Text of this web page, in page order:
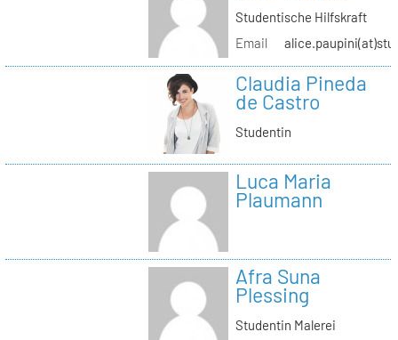
Studentische Hilfskraft
Email
Claudia Pineda
de Castro
Studentin
Luca Maria
Plaumann
Afra Suna
Plessing
Studentin Malerei